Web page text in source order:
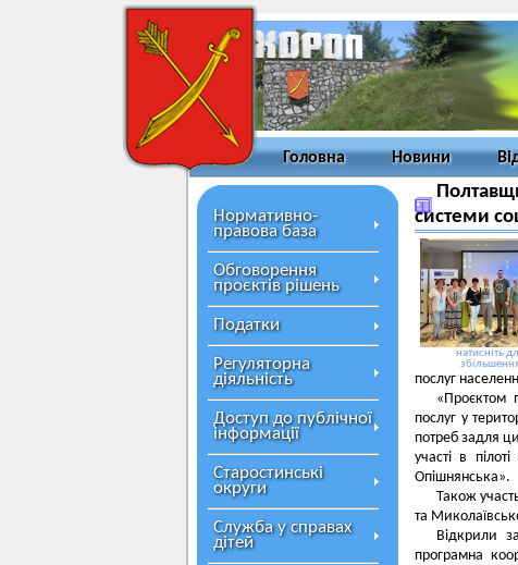
Головна Новини
Нормативно-
правова база
Обговорення
проєктів рішень
Податки
Регуляторна
діяльність
Доступ до публічної
інформації
Старостинські
округи
Служба у справах
дітей
системи
натисніть
послуг
«Проєктом
послуг у
потреб задля
участі в
Опішнянська».
Також
та
Відкрили
програмна